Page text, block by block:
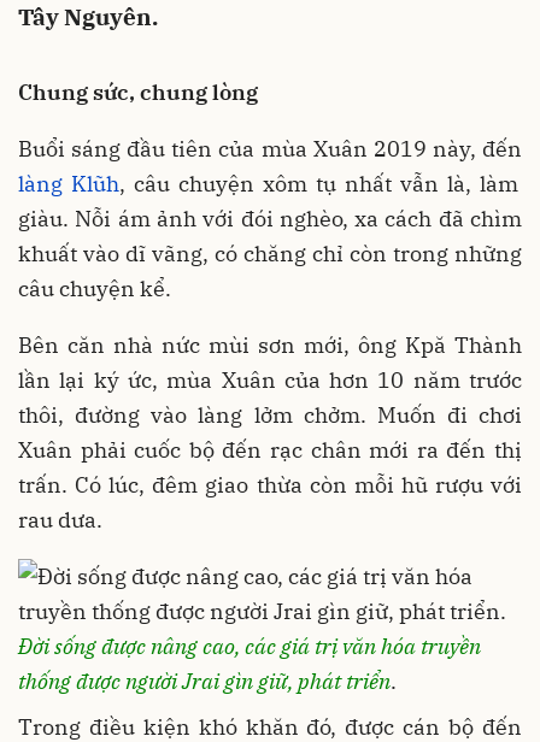
Tây Nguyên.
Chung sức, chung lòng
Buổi sáng đầu tiên của mùa Xuân 2019 này, đến
làng Klũh, câu chuyện xôm tụ nhất vẫn là, làm
giàu. Nỗi ám ảnh với đói nghèo, xa cách đã chìm
khuất vào dĩ vãng, có chăng chỉ còn trong những
câu chuyện kể.
Bên căn nhà nức mùi sơn mới, ông Kpă Thành
lần lại ký ức, mùa Xuân của hơn 10 năm trước
thôi, đường vào làng lởm chởm. Muốn đi chơi
Xuân phải cuốc bộ đến rạc chân mới ra đến thị
trấn. Có lúc, đêm giao thừa còn mỗi hũ rượu với
rau dưa.
Đời sống được nâng cao, các giá trị văn hóa truyền
thống được người Jrai gìn giữ, phát triển.
Trong điều kiện khó khăn đó, được cán bộ đến